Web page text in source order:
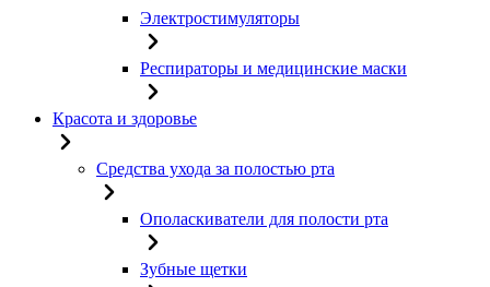
Электростимуляторы
Респираторы и медицинские маски
Красота и здоровье
Средства ухода за полостью рта
Ополаскиватели для полости рта
Зубные щетки